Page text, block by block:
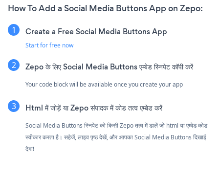
How To Add a Social Media Buttons App on Zepo:
Create a Free Social Media Buttons App
Start for free now
Zepo के लिए Social Media Buttons एम्बेड स्निपेट कॉपी करें
Your code block will be available once you create your app
Html में जोड़ें या Zepo संपादक में कोड तत्व एम्बेड करें
Social Media Buttons स्निपेट को किसी Zepo तत्व में डालें जो html या एम्बेड कोड
स्वीकार करता है। सहेजें, लाइव पृष्ठ देखें, और आपका Social Media Buttons दिखाई
देगा!